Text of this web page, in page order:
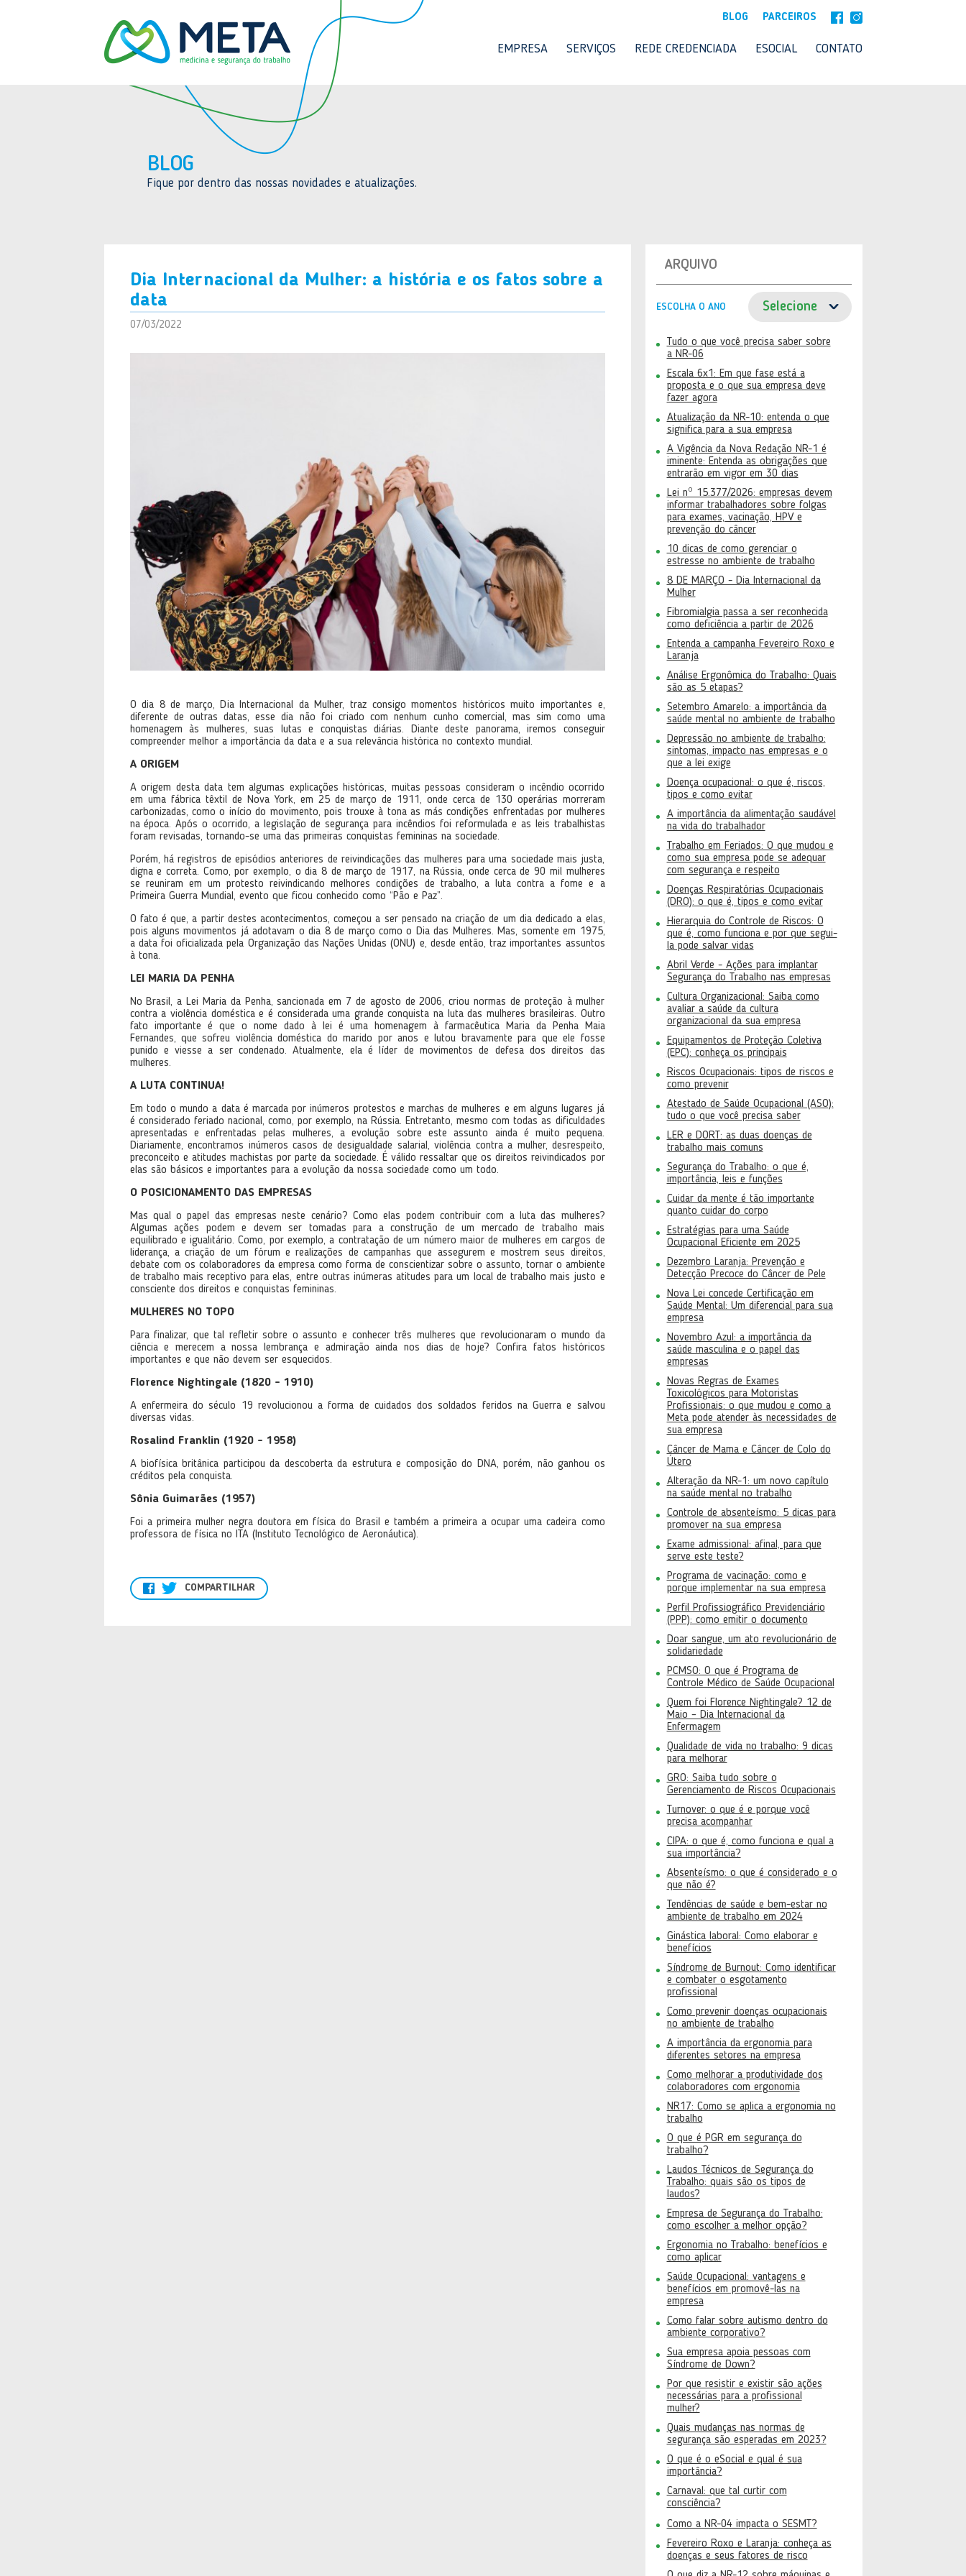
BLOG PARCEIROS
EMPRESA SERVIÇOS REDE CREDENCIADA ESOCIAL CONTATO
BLOG
Fique por dentro das nossas novidades e atualizações.
Dia Internacional da Mulher: a história e os fatos sobre a
data
07/03/2022
O dia 8 de março, Dia Internacional da Mulher, traz consigo momentos históricos muito importantes e,
diferente de outras datas, esse dia não foi criado com nenhum cunho comercial, mas sim como uma
homenagem às mulheres, suas lutas e conquistas diárias. Diante deste panorama, iremos conseguir
compreender melhor a importância da data e a sua relevância histórica no contexto mundial.
A ORIGEM
A origem desta data tem algumas explicações históricas, muitas pessoas consideram o incêndio ocorrido
em uma fábrica têxtil de Nova York, em 25 de março de 1911, onde cerca de 130 operárias morreram
carbonizadas, como o início do movimento, pois trouxe à tona as más condições enfrentadas por mulheres
na época. Após o ocorrido, a legislação de segurança para incêndios foi reformulada e as leis trabalhistas
foram revisadas, tornando-se uma das primeiras conquistas femininas na sociedade.
Porém, há registros de episódios anteriores de reivindicações das mulheres para uma sociedade mais justa,
digna e correta. Como, por exemplo, o dia 8 de março de 1917, na Rússia, onde cerca de 90 mil mulheres
se reuniram em um protesto reivindicando melhores condições de trabalho, a luta contra a fome e a
Primeira Guerra Mundial, evento que ficou conhecido como “Pão e Paz”.
O fato é que, a partir destes acontecimentos, começou a ser pensado na criação de um dia dedicado a elas,
pois alguns movimentos já adotavam o dia 8 de março como o Dia das Mulheres. Mas, somente em 1975,
a data foi oficializada pela Organização das Nações Unidas (ONU) e, desde então, traz importantes assuntos
à tona.
LEI MARIA DA PENHA
No Brasil, a Lei Maria da Penha, sancionada em 7 de agosto de 2006, criou normas de proteção à mulher
contra a violência doméstica e é considerada uma grande conquista na luta das mulheres brasileiras. Outro
fato importante é que o nome dado à lei é uma homenagem à farmacêutica Maria da Penha Maia
Fernandes, que sofreu violência doméstica do marido por anos e lutou bravamente para que ele fosse
punido e viesse a ser condenado. Atualmente, ela é líder de movimentos de defesa dos direitos das
mulheres.
A LUTA CONTINUA!
Em todo o mundo a data é marcada por inúmeros protestos e marchas de mulheres e em alguns lugares já
é considerado feriado nacional, como, por exemplo, na Rússia. Entretanto, mesmo com todas as dificuldades
apresentadas e enfrentadas pelas mulheres, a evolução sobre este assunto ainda é muito pequena.
Diariamente, encontramos inúmeros casos de desigualdade salarial, violência contra a mulher, desrespeito,
preconceito e atitudes machistas por parte da sociedade. É válido ressaltar que os direitos reivindicados por
elas são básicos e importantes para a evolução da nossa sociedade como um todo.
O POSICIONAMENTO DAS EMPRESAS
Mas qual o papel das empresas neste cenário? Como elas podem contribuir com a luta das mulheres?
Algumas ações podem e devem ser tomadas para a construção de um mercado de trabalho mais
equilibrado e igualitário. Como, por exemplo, a contratação de um número maior de mulheres em cargos de
liderança, a criação de um fórum e realizações de campanhas que assegurem e mostrem seus direitos,
debate com os colaboradores da empresa como forma de conscientizar sobre o assunto, tornar o ambiente
de trabalho mais receptivo para elas, entre outras inúmeras atitudes para um local de trabalho mais justo e
consciente dos direitos e conquistas femininas.
MULHERES NO TOPO
Para finalizar, que tal refletir sobre o assunto e conhecer três mulheres que revolucionaram o mundo da
ciência e merecem a nossa lembrança e admiração ainda nos dias de hoje? Confira fatos históricos
importantes e que não devem ser esquecidos.
Florence Nightingale (1820 - 1910)
A enfermeira do século 19 revolucionou a forma de cuidados dos soldados feridos na Guerra e salvou
diversas vidas.
Rosalind Franklin (1920 - 1958)
A biofísica britânica participou da descoberta da estrutura e composição do DNA, porém, não ganhou os
créditos pela conquista.
Sônia Guimarães (1957)
Foi a primeira mulher negra doutora em física do Brasil e também a primeira a ocupar uma cadeira como
professora de física no ITA (Instituto Tecnológico de Aeronáutica).
COMPARTILHAR
ARQUIVO
ESCOLHA O ANO
Tudo o que você precisa saber sobre
a NR-06
Escala 6x1: Em que fase está a
proposta e o que sua empresa deve
fazer agora
Atualização da NR-10: entenda o que
significa para a sua empresa
A Vigência da Nova Redação NR-1 é
iminente: Entenda as obrigações que
entrarão em vigor em 30 dias
Lei nº 15.377/2026: empresas devem
informar trabalhadores sobre folgas
para exames, vacinação, HPV e
prevenção do câncer
10 dicas de como gerenciar o
estresse no ambiente de trabalho
8 DE MARÇO - Dia Internacional da
Mulher
Fibromialgia passa a ser reconhecida
como deficiência a partir de 2026
Entenda a campanha Fevereiro Roxo e
Laranja
Análise Ergonômica do Trabalho: Quais
são as 5 etapas?
Setembro Amarelo: a importância da
saúde mental no ambiente de trabalho
Depressão no ambiente de trabalho:
sintomas, impacto nas empresas e o
que a lei exige
Doença ocupacional: o que é, riscos,
tipos e como evitar
A importância da alimentação saudável
na vida do trabalhador
Trabalho em Feriados: O que mudou e
como sua empresa pode se adequar
com segurança e respeito
Doenças Respiratórias Ocupacionais
(DRO): o que é, tipos e como evitar
Hierarquia do Controle de Riscos: O
que é, como funciona e por que segui-
la pode salvar vidas
Abril Verde - Ações para implantar
Segurança do Trabalho nas empresas
Cultura Organizacional: Saiba como
avaliar a saúde da cultura
organizacional da sua empresa
Equipamentos de Proteção Coletiva
(EPC): conheça os principais
Riscos Ocupacionais: tipos de riscos e
como prevenir
Atestado de Saúde Ocupacional (ASO):
tudo o que você precisa saber
LER e DORT: as duas doenças de
trabalho mais comuns
Segurança do Trabalho: o que é,
importância, leis e funções
Cuidar da mente é tão importante
quanto cuidar do corpo
Estratégias para uma Saúde
Ocupacional Eficiente em 2025
Dezembro Laranja: Prevenção e
Detecção Precoce do Câncer de Pele
Nova Lei concede Certificação em
Saúde Mental: Um diferencial para sua
empresa
Novembro Azul: a importância da
saúde masculina e o papel das
empresas
Novas Regras de Exames
Toxicológicos para Motoristas
Profissionais: o que mudou e como a
Meta pode atender às necessidades de
sua empresa
Câncer de Mama e Câncer de Colo do
Útero
Alteração da NR-1: um novo capítulo
na saúde mental no trabalho
Controle de absenteísmo: 5 dicas para
promover na sua empresa
Exame admissional: afinal, para que
serve este teste?
Programa de vacinação: como e
porque implementar na sua empresa
Perfil Profissiográfico Previdenciário
(PPP): como emitir o documento
Doar sangue, um ato revolucionário de
solidariedade
PCMSO: O que é Programa de
Controle Médico de Saúde Ocupacional
Quem foi Florence Nightingale? 12 de
Maio – Dia Internacional da
Enfermagem
Qualidade de vida no trabalho: 9 dicas
para melhorar
GRO: Saiba tudo sobre o
Gerenciamento de Riscos Ocupacionais
Turnover: o que é e porque você
precisa acompanhar
CIPA: o que é, como funciona e qual a
sua importância?
Absenteísmo: o que é considerado e o
que não é?
Tendências de saúde e bem-estar no
ambiente de trabalho em 2024
Ginástica laboral: Como elaborar e
benefícios
Síndrome de Burnout: Como identificar
e combater o esgotamento
profissional
Como prevenir doenças ocupacionais
no ambiente de trabalho
A importância da ergonomia para
diferentes setores na empresa
Como melhorar a produtividade dos
colaboradores com ergonomia
NR17: Como se aplica a ergonomia no
trabalho
O que é PGR em segurança do
trabalho?
Laudos Técnicos de Segurança do
Trabalho: quais são os tipos de
laudos?
Empresa de Segurança do Trabalho:
como escolher a melhor opção?
Ergonomia no Trabalho: benefícios e
como aplicar
Saúde Ocupacional: vantagens e
benefícios em promovê-las na
empresa
Como falar sobre autismo dentro do
ambiente corporativo?
Sua empresa apoia pessoas com
Síndrome de Down?
Por que resistir e existir são ações
necessárias para a profissional
mulher?
Quais mudanças nas normas de
segurança são esperadas em 2023?
O que é o eSocial e qual é sua
importância?
Carnaval: que tal curtir com
consciência?
Como a NR-04 impacta o SESMT?
Fevereiro Roxo e Laranja: conheça as
doenças e seus fatores de risco